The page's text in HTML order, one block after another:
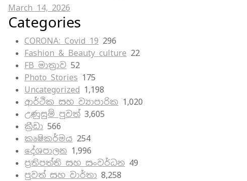
March 14, 2026
Categories
CORONA: Covid 19 296
Fashion & Beauty culture 22
FB මාත්‍රාව 52
Photo Stories 175
Uncategorized 1,198
ආර්ථික සහ ව්‍යාපාරික 1,020
උණුසුම් පුවත් 3,605
ක්‍රීඩා 566
කෘෂිකර්මය 254
දේශපාලන 1,996
ප්‍රතිපත්ති සහ සංවර්ධන 49
පුවත් සහ වාර්තා 8,258